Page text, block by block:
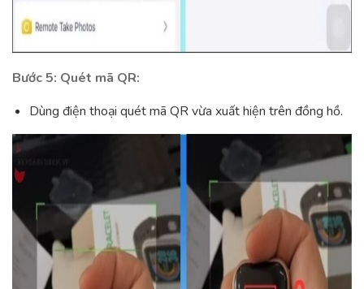
Bước 5: Quét mã QR:
Dùng điện thoại quét mã QR vừa xuất hiện trên đồng hồ.